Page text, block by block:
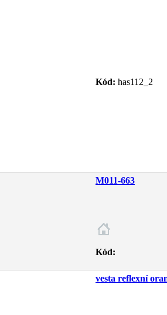
Kód: has112_2
M011-663
Kód:
vesta reflexní